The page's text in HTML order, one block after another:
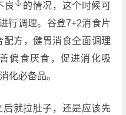
良
的情况，这个时候可
行调理。谷登7+2消食片
方，健胃消食全面调理
偏食厌食，促进消化吸
化必备品。
就拉肚子，还是应该先